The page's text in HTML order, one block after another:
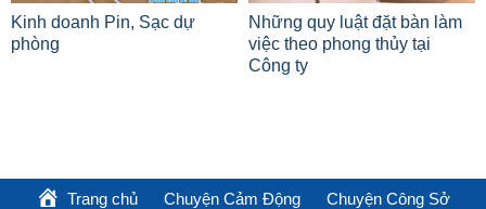
Kinh doanh Pin, Sạc dự
phòng
Những quy luật đặt bàn làm
việc theo phong thủy tại
Công ty
Trang chủ Chuyện Cảm Động Chuyện Công Sở